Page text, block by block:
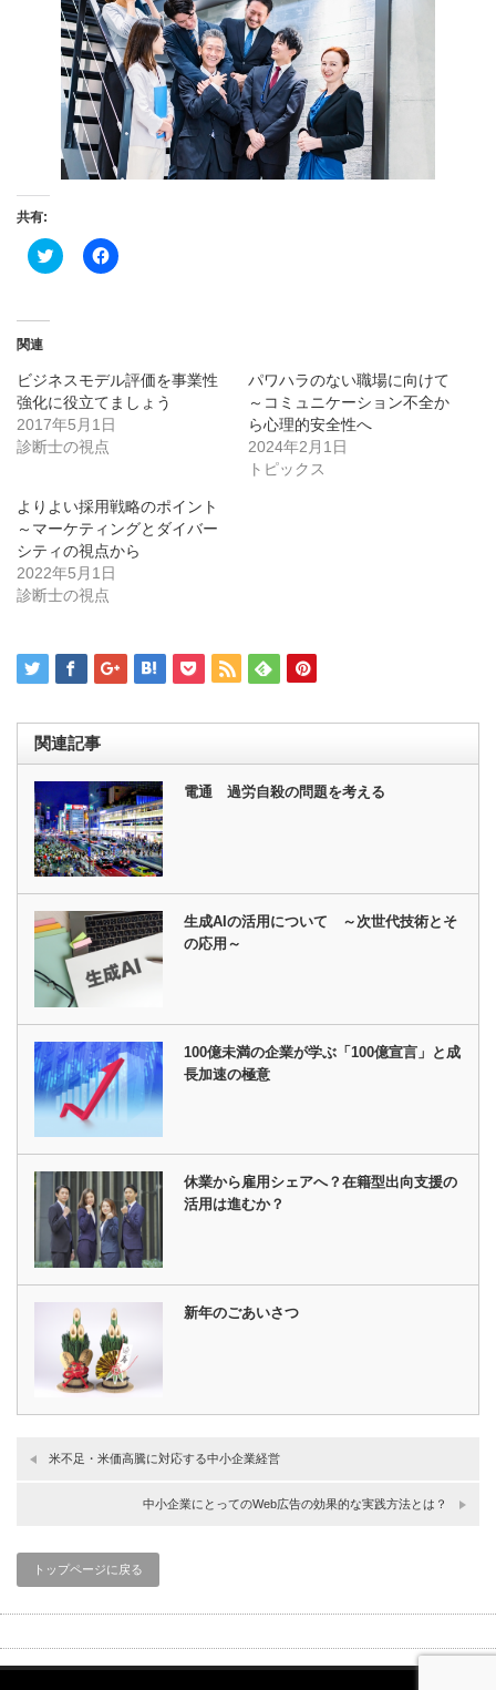
共有:
ク
リ
有
(新
し
い
ウ
ィ
ウ
で
開
き
ま
す)
Facebook
で
リ
ッ
ク
し
い
(新
し
い
ウ
ィ
ン
き
ま
す)
関連
ビジネスモデル評価を事業性
強化に役立てましょう
2017年5月1日
診断士の視点
パワハラのない職場に向けて
～コミュニケーション不全か
ら心理的安全性へ
2024年2月1日
トピックス
よりよい採用戦略のポイント
～マーケティングとダイバー
シティの視点から
2022年5月1日
診断士の視点
関連記事
電通 過労自殺の問題を考える
生成AIの活用について ～次世代技術とそ
の応用～
100億未満の企業が学ぶ「100億宣言」と成
長加速の極意
休業から雇用シェアへ？在籍型出向支援の
活用は進むか？
新年のごあいさつ
米不足・米価高騰に対応する中小企業経営
中小企業にとってのWeb広告の効果的な実践方法とは？
トップページに戻る